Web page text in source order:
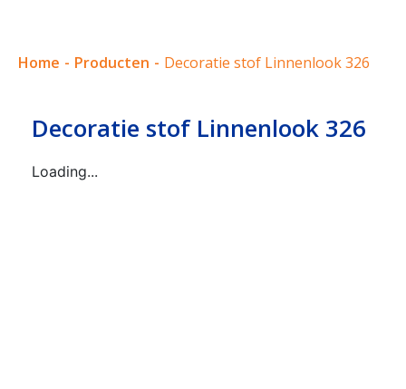
Home - Producten - Decoratie stof Linnenlook 326
Decoratie stof Linnenlook 326
Loading...